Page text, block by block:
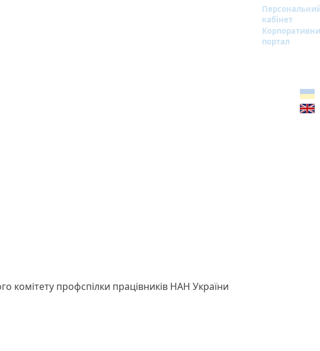
кабінет
портал
профспілки працівників НАН України